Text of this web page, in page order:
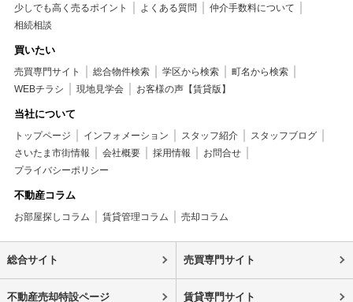
少しでも高く売るポイント
よくある質問
仲介手数料について
相続相談
買いたい
売買専門サイト 総合物件検索 学区から検索
町名から検索
WEBチラシ
現地見学会 お客様の声【賃貸版】
当社について
トップページ インフォメーション スタッフ紹介
スタッフブログ
さいたま市街情報
会社概要 採用情報
お問合せ
プライバシーポリシー
不動産コラム
お部屋探しコラム 賃貸管理コラム 売却コラム
総合サイト 売買専門サイト
不動産売却特設ページ 賃貸専門サイト